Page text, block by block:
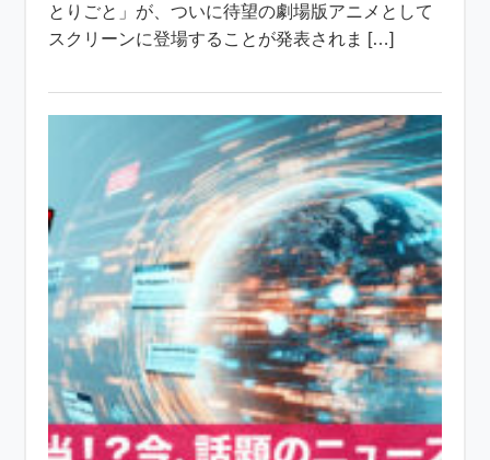
とりごと」が、ついに待望の劇場版アニメとして
スクリーンに登場することが発表されま […]